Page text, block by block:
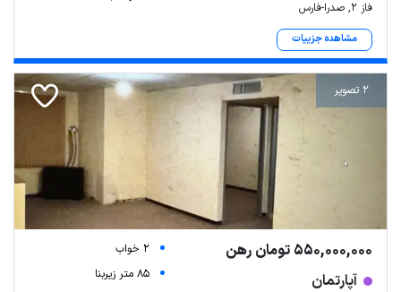
فاز ۲, صدرا-فارس
مشاهده جزییات
2 تصویر
550,000,000 تومان رهن
آپارتمان
2 خواب
85 متر زیربنا